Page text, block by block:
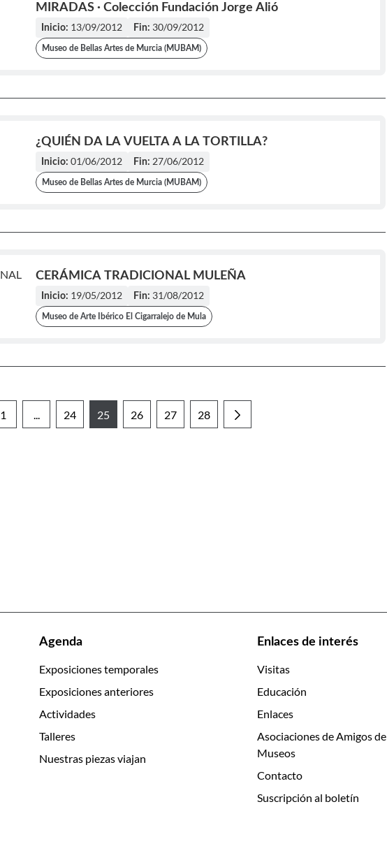
MIRADAS · Colección Fundación Jorge Alió
Inicio: 13/09/2012 Fin: 30/09/2012
Museo de Bellas Artes de Murcia (MUBAM)
¿QUIÉN DA LA VUELTA A LA TORTILLA?
Inicio: 01/06/2012 Fin: 27/06/2012
Museo de Bellas Artes de Murcia (MUBAM)
CERÁMICA TRADICIONAL MULEÑA
Inicio: 19/05/2012 Fin: 31/08/2012
Museo de Arte Ibérico El Cigarralejo de Mula
Página
1
Páginas intermedias Use TAB para desplazarse.
Página
24
Página
25
Página
26
Página
27
Página
28
Agenda
Exposiciones temporales
Exposiciones anteriores
Actividades
Talleres
Nuestras piezas viajan
Enlaces de interés
Visitas
Educación
Enlaces
Asociaciones de Amigos de
Museos
Contacto
Suscripción al boletín